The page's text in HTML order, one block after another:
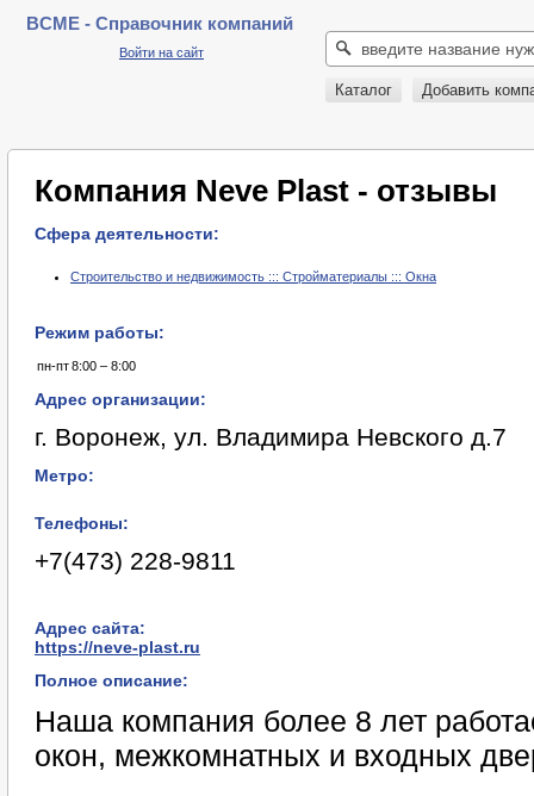
BCME - Справочник компаний
Войти на сайт
Каталог Добавить
Компания Neve Plast - отзывы
Сфера деятельности:
Строительство и недвижимость ::: Стройматериалы ::: Окна
Режим работы:
пн-пт8:00 – 8:00
Адрес организации:
г. Воронеж, ул. Владимира Невского д.7
Метро:
Телефоны:
+7(473) 228-9811
Адрес сайта:
https://neve-plast.ru
Полное описание:
Наша компания более 8 лет
окон, межкомнатных и входных